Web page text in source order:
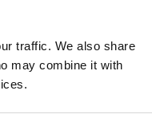
traffic. We also share
may combine it with